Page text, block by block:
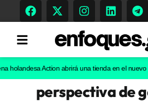
Action abrirá una tienda en el nuevo
perspectiva de